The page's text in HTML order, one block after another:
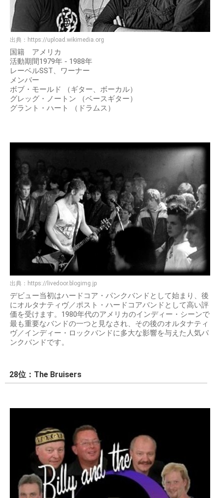
出典： https://upload.wikimedia.org
国籍 アメリカ
活動期間1979年 - 1988年
レーベルSST、ワーナー
メンバー
ボブ・モールド （ギター、ボーカル）
グレッグ・ノートン （ベースギター）
グラント・ハート （ドラムス）
出典： https://livedoor.blogimg.jp
デビュー当初はハードコア・パンクバンドとして始まり、後
にオルタナティヴ／ポスト・ハードコアバンドとして高い評
価を受けます。1980年代のアメリカのインディー・シーンで
最も重要なバンドの一つと見なされ、その後のオルタナティ
ヴ／インディー・ロックバンドに多大な影響を与えた人気パ
ンクバンドです。
28位：The Bruisers